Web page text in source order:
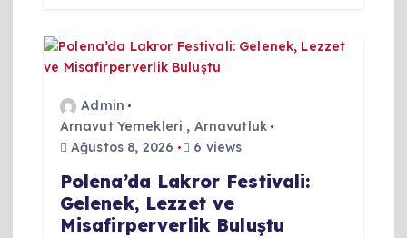
Admin
Arnavut Yemekleri , Arnavutluk
Ağustos 8, 2026
6 views
Polena’da Lakror Festivali:
Gelenek, Lezzet ve
Misafirperverlik Buluştu